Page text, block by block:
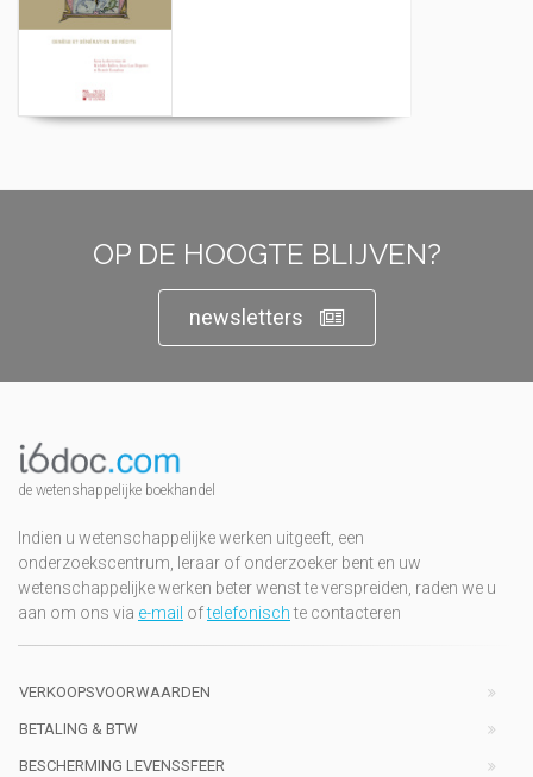
OP DE HOOGTE BLIJVEN?
newsletters
de wetenshappelijke boekhandel
Indien u wetenschappelijke werken uitgeeft, een
onderzoekscentrum, leraar of onderzoeker bent en uw
wetenschappelijke werken beter wenst te verspreiden, raden we u
aan om ons via e-mail oftelefonischte contacteren
VERKOOPSVOORWAARDEN
BETALING & BTW
BESCHERMING LEVENSSFEER